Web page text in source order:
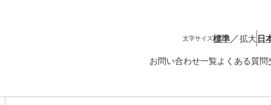
文字サイズ標準／拡大日
お問い合わせ一覧よくある質問